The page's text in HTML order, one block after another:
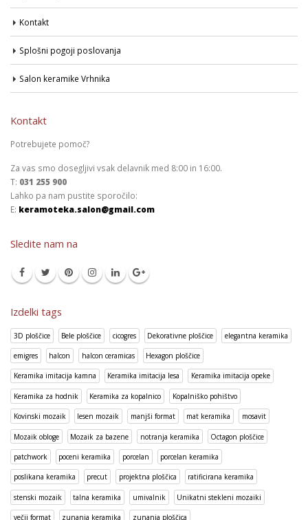
Kontakt
Splošni pogoji poslovanja
Salon keramike Vrhnika
Kontakt
Potrebujete pomoč?
Za vas smo dosegljivi vsak delavnik med 8:00 in 16:00.
T: 031 255 900
Lahko pa nam pustite sporočilo:
E: keramoteka.salon@gmail.com
Sledite nam na
Izdelki tags
3D ploščice Bele ploščice cicogres Dekorativne ploščice elegantna keramika
emigres halcon halcon ceramicas Hexagon ploščice
Keramika imitacija kamna Keramika imitacija lesa Keramika imitacija opeke
Keramika za hodnik Keramika za kopalnico Kopalniško pohištvo
Kovinski mozaik lesen mozaik manjši format mat keramika mosavit
Mozaik obloge Mozaik za bazene notranja keramika Octagon ploščice
patchwork poceni keramika porcelan porcelan keramika
poslikana keramika precut projektna ploščica ratificirana keramika
stenski mozaik talna keramika umivalnik Unikatni stekleni mozaiki
večji format zunanja keramika zunanja ploščica